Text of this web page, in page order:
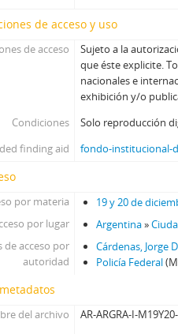
de acceso y uso
de acceso
Sujeto a la
que éste explicite.
nacionales e
exhibición y/o
Condiciones
Solo reproducción
finding aid
fondo-institucional-
por materia
19 y 20 de
por lugar
Argentina»
de acceso por
autoridad
Cárdenas, Jorge
Policía Federal
del archivo
AR-ARGRA-I-